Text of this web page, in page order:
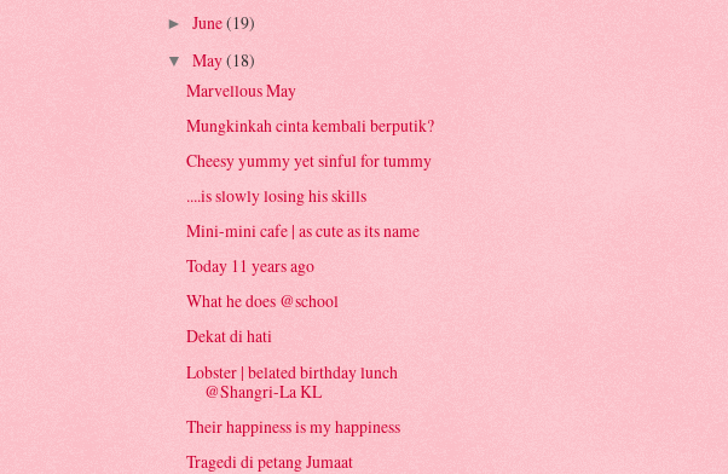
► June(19)
▼ May(18)
Marvellous May
Mungkinkah cinta kembali berputik?
Cheesy yummy yet sinful for tummy
....is slowly losing his skills
Mini-mini cafe | as cute as its name
Today 11 years ago
What he does @school
Dekat di hati
Lobster | belated birthday lunch
@Shangri-La KL
Their happiness is my happiness
Tragedi di petang Jumaat